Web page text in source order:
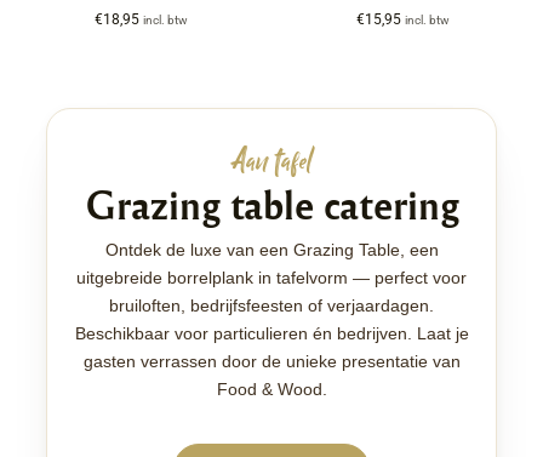
€18,95 incl. btw €15,95 incl. btw
Aan tafel
Grazing table catering
Ontdek de luxe van een Grazing Table, een
uitgebreide borrelplank in tafelvorm — perfect voor
bruiloften, bedrijfsfeesten of verjaardagen.
Beschikbaar voor particulieren én bedrijven. Laat je
gasten verrassen door de unieke presentatie van
Food & Wood.